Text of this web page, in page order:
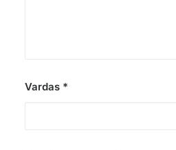
Vardas *